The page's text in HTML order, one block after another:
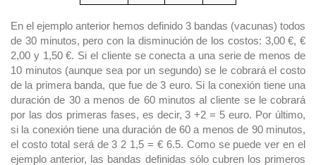
En el ejemplo anterior hemos definido 3 bandas (vacunas) todos
de 30 minutos, pero con la disminución de los costos: 3,00 €, €
2,00 y 1,50 €. Si el cliente se conecta a una serie de menos de
10 minutos (aunque sea por un segundo) se le cobrará el costo
de la primera banda, que fue de 3 euro. Si la conexión tiene una
duración de 30 a menos de 60 minutos al cliente se le cobrará
por las dos primeras fases, es decir, 3 +2 = 5 euro. Por último,
si la conexión tiene una duración de 60 a menos de 90 minutos,
el costo total será de 3 2 1,5 = € 6.5. Como se puede ver en el
ejemplo anterior, las bandas definidas sólo cubren los primeros